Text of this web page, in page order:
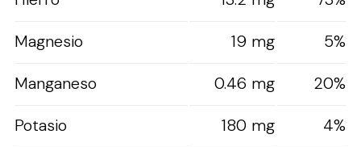
Magnesio
19 mg
5%
Manganeso
0.46 mg
20%
Potasio
180 mg
4%